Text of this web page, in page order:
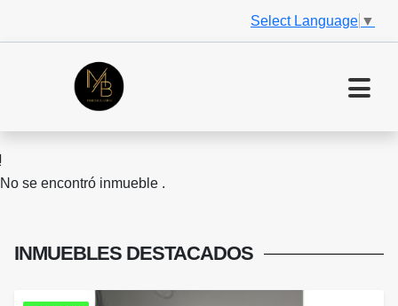
Select Language ▼
No se encontró inmueble .
INMUEBLES DESTACADOS